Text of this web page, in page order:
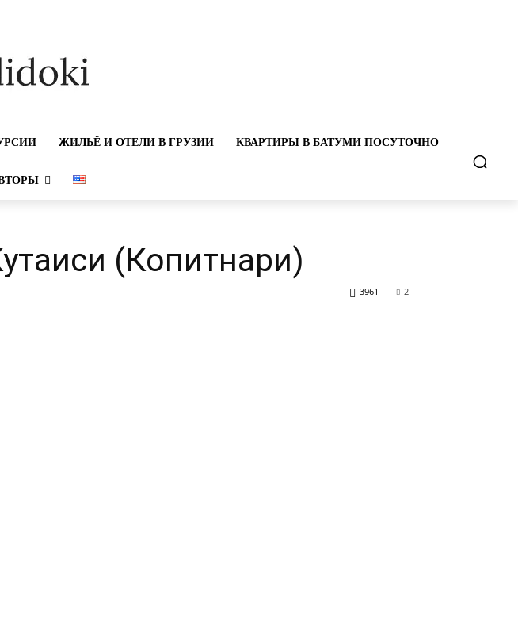
ЖИЛЬЁ И ОТЕЛИ В ГРУЗИИ КВАРТИРЫ В БАТУМИ ПОСУТОЧНО
(Копитнари)
2
3961